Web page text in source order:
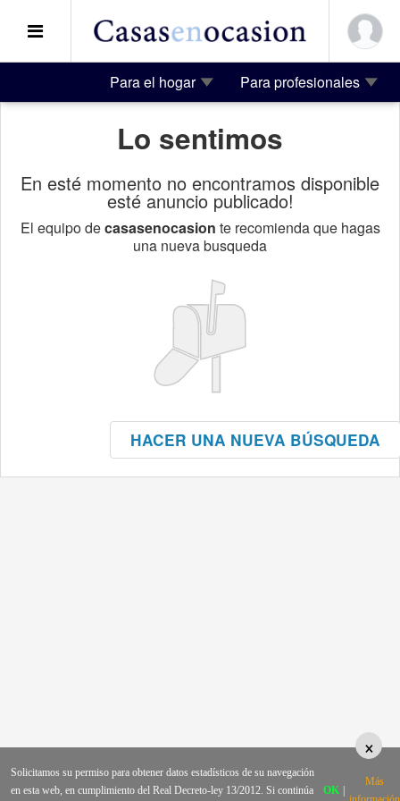
Para el hogar Para profesionales
Lo sentimos
En esté momento no encontramos disponible
esté anuncio publicado!
El equipo decasasenocasion te recomienda que hagas
una nueva busqueda
HACER UNA NUEVA BÚSQUEDA
×
Solicitamos su permiso para obtener datos estadísticos de su navegación
en esta web, en cumplimiento del Real Decreto-ley 13/2012. Si continúa
OK
Más